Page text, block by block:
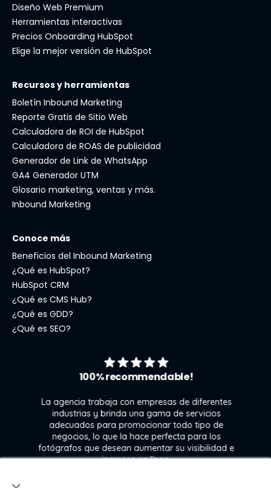
Diseño Web Premium
Herramientas interactivas
Precios Onboarding HubSpot
Elige la mejor versión de HubSpot
Recursos y herramientas
Boletín Inbound Marketing
Reporte Gratis de Sitio Web
Calculadora de ROI de HubSpot
Calculadora de ROAS de publicidad
Generador de Link de WhatsApp
GA4 Generador UTM
Glosario marketing, ventas y más.
Inbound Marketing
Conoce más
Beneficios del Inbound Marketing
¿Qué es HubSpot?
HubSpot CRM
¿Qué es CMS Hub?
¿Qué es GDD?
¿Qué es SEO?
100% recommendable!
La agencia trabaja con empresas de diferentes
industrias y brinda una gama de servicios
adecuados para promocionar todo tipo de
negocios, lo que la hace perfecta para los
fotógrafos que desean aumentar su visibilidad e
ingresos en línea.